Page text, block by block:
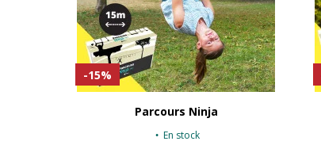
-15%
Parcours Ninja
En stock